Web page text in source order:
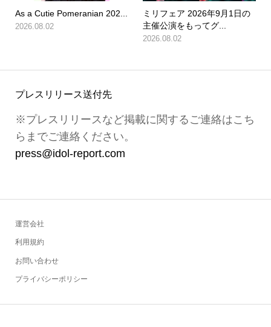
As a Cutie Pomeranian 202...
2026.08.02
ミリフェア 2026年9月1日の
主催公演をもってグ...
2026.08.02
プレスリリース送付先
※プレスリリースなど掲載に関するご連絡はこち
らまでご連絡ください。
press@idol-report.com
運営会社
利用規約
お問い合わせ
プライバシーポリシー